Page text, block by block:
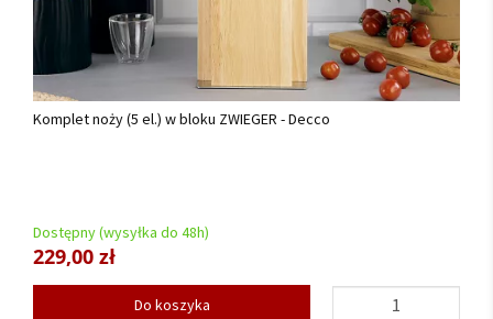
Komplet noży (5 el.) w bloku ZWIEGER - Decco
Dostępny (wysyłka do 48h)
229,00 zł
Do koszyka